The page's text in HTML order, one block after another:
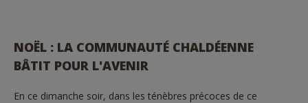
NOËL : LA COMMUNAUTÉ CHALDÉENNE
BÂTIT POUR L'AVENIR
En ce dimanche soir, dans les ténèbres précoces de ce